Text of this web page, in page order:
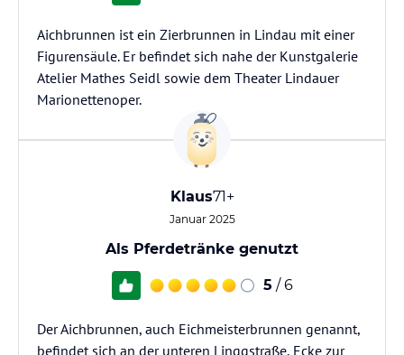
Aichbrunnen ist ein Zierbrunnen in Lindau mit einer
Figurensäule. Er befindet sich nahe der Kunstgalerie
Atelier Mathes Seidl sowie dem Theater Lindauer
Marionettenoper.
Klaus71+
Januar 2025
Als Pferdetränke genutzt
5 / 6
Der Aichbrunnen, auch Eichmeisterbrunnen genannt,
befindet sich an der unteren Linggstraße, Ecke zur